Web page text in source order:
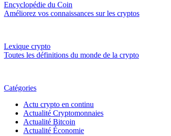
Encyclopédie du Coin
Améliorez vos connaissances sur les cryptos
Lexique crypto
Toutes les définitions du monde de la crypto
Catégories
Actu crypto en continu
Actualité Cryptomonnaies
Actualité Bitcoin
Actualité Économie